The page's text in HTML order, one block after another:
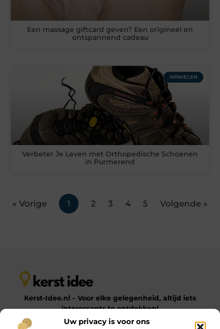
Uw privacy is voor ons
Een massage giftcard geven? Een origineel en
ontspannend cadeau
WINKELEN
Verbeter Je Leven met Orthopedische Schoenen
in Purmerend
« Vorige 1 2 3 4 5 Volgende »
Kerst-Idee.nl – Voor elke gelegenheid, altijd iets
interessants te ontdekken!